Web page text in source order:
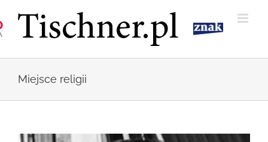
zawartości
Miejsce religii